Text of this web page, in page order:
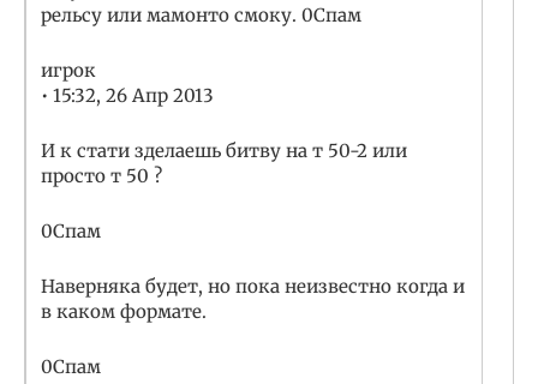
рельсу или мамонто смоку. 0Спам
игрок
• 15:32, 26 Апр 2013
И к стати зделаешь битву на т 50-2 или
просто т 50 ?
0Спам
Наверняка будет, но пока неизвестно когда и
в каком формате.
0Спам